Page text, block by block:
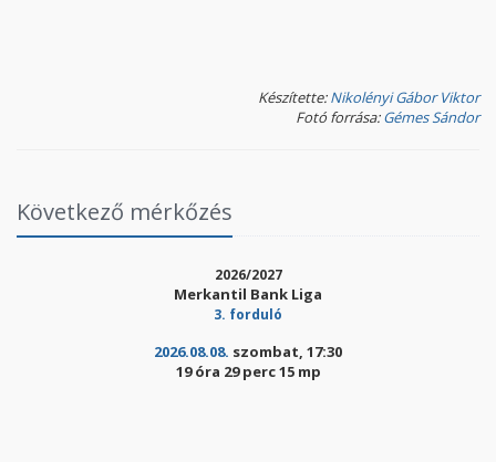
Készítette:Nikolényi Gábor Viktor
Fotó forrása:Gémes Sándor
Következő mérkőzés
2026/2027
Merkantil Bank Liga
3. forduló
2026.08.08. szombat, 17:30
19 óra 29 perc 15 mp